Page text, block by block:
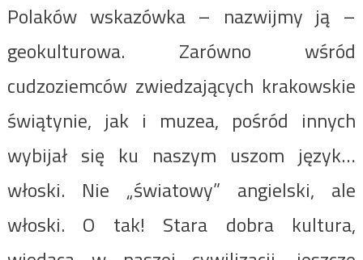
Polaków wskazówka – nazwijmy ją –
geokulturowa. Zarówno wśród
cudzoziemców zwiedzających krakowskie
świątynie, jak i muzea, pośród innych
wybijał się ku naszym uszom język…
włoski. Nie „światowy” angielski, ale
włoski. O tak! Stara dobra kultura,